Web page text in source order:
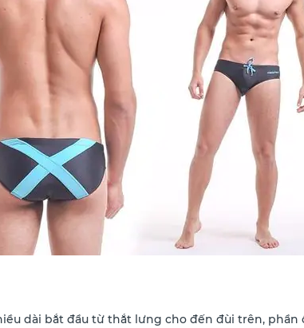
dài bắt đầu từ thắt lưng cho đến đùi trên, phần